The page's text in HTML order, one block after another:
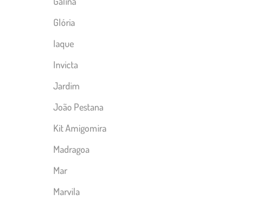
Glória
Iaque
Invicta
Jardim
João Pestana
Kit Amigomira
Madragoa
Mar
Marvila